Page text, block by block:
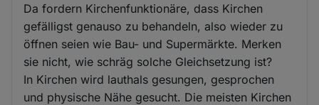
Da fordern Kirchenfunktionäre, dass Kirchen
gefälligst genauso zu behandeln, also wieder zu
öffnen seien wie Bau- und Supermärkte. Merken
sie nicht, wie schräg solche Gleichsetzung ist?
In Kirchen wird lauthals gesungen, gesprochen
und physische Nähe gesucht. Die meisten Kirchen